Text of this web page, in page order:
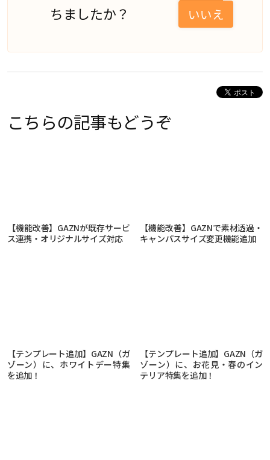
ちましたか？
いいえ
こちらの記事もどうぞ
【機能改善】GAZNが既存サービ
ス連携・オリジナルサイズ対応
【機能改善】GAZNで素材透過・
キャンパスサイズ変更機能追加
【テンプレート追加】GAZN（ガ
ゾーン）に、ホワイトデー特集
を追加！
【テンプレート追加】GAZN（ガ
ゾーン）に、お花見・春のイン
テリア特集を追加！